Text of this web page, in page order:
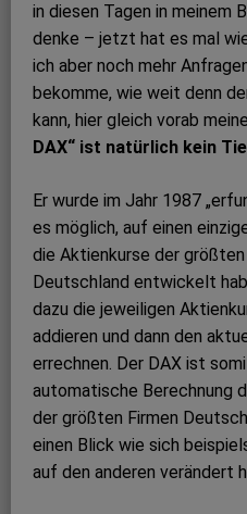
in diesen Tagen in meinem
denke – jetzt hat es mal
ich aber noch mehr
bekomme, wie weit denn
kann, hier gleich vorab
DAX“ ist natürlich kein
Er wurde im Jahr 1987
es möglich, auf einen
die Aktienkurse der
Deutschland entwickelt
dazu die jeweiligen
addieren und dann den
errechnen. Der DAX ist
automatische Berechnung
der größten Firmen
einen Blick wie sich
auf den anderen verändert